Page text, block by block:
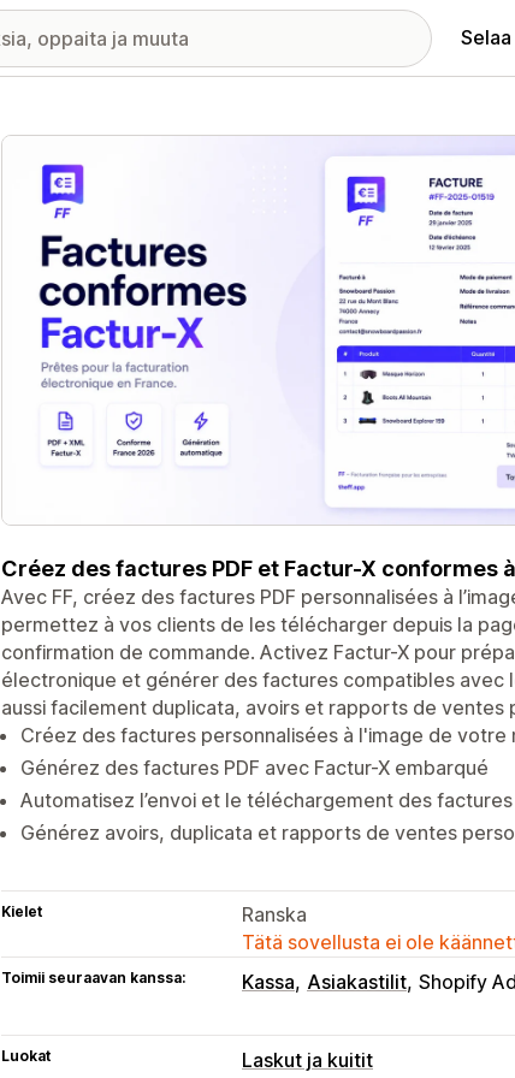
Esittelykuvagalleria
Créez des factures PDF et Factur-X conformes
Avec FF, créez des factures PDF personnalisées à
permettez à vos clients de les télécharger depuis la
confirmation de commande. Activez Factur-X pour
électronique et générer des factures compatibles avec
aussi facilement duplicata, avoirs et rapports de ventes
Créez des factures personnalisées à l'image de votre
Générez des factures PDF avec Factur-X embarqué
Automatisez l’envoi et le téléchargement des
Générez avoirs, duplicata et rapports de ventes
Kielet
Ranska
Tätä sovellusta ei ole
Toimii seuraavan kanssa: Kassa Asiakastilit Shopify
Luokat Laskut ja kuitit